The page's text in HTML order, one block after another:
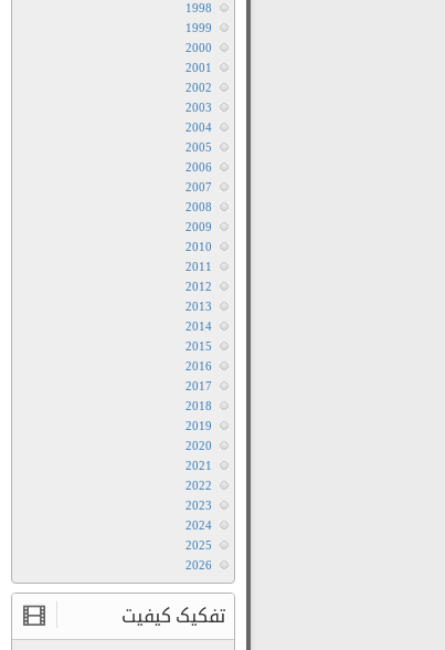
1998
1999
2000
2001
2002
2003
2004
2005
2006
2007
2008
2009
2010
2011
2012
2013
2014
2015
2016
2017
2018
2019
2020
2021
2022
2023
2024
2025
2026
تفکیک کیفیت